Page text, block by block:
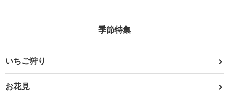
季節特集
いちご狩り
お花見